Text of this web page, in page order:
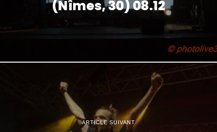
(Nîmes, 30) 08.12
ARTICLE SUIVANT